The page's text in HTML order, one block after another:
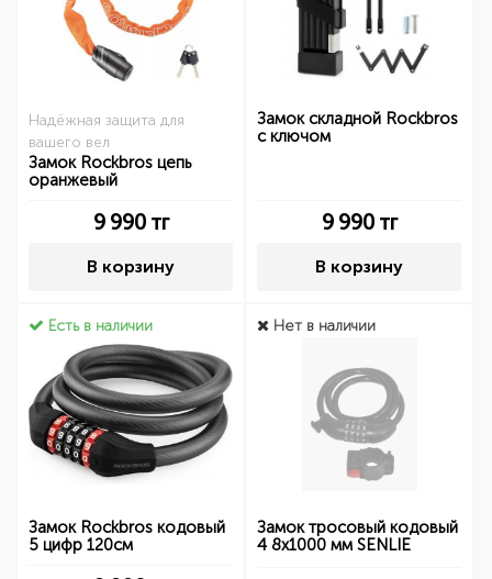
Надёжная защита для
вашего вел
Замок Rockbros цепь
оранжевый
9 990тг
В корзину
Замок складной Rockbros
с ключом
9 990тг
В корзину
Есть в наличии
Замок Rockbros кодовый
5 цифр 120см
Нет в наличии
Замок тросовый кодовый
4 8х1000 мм SENLIE